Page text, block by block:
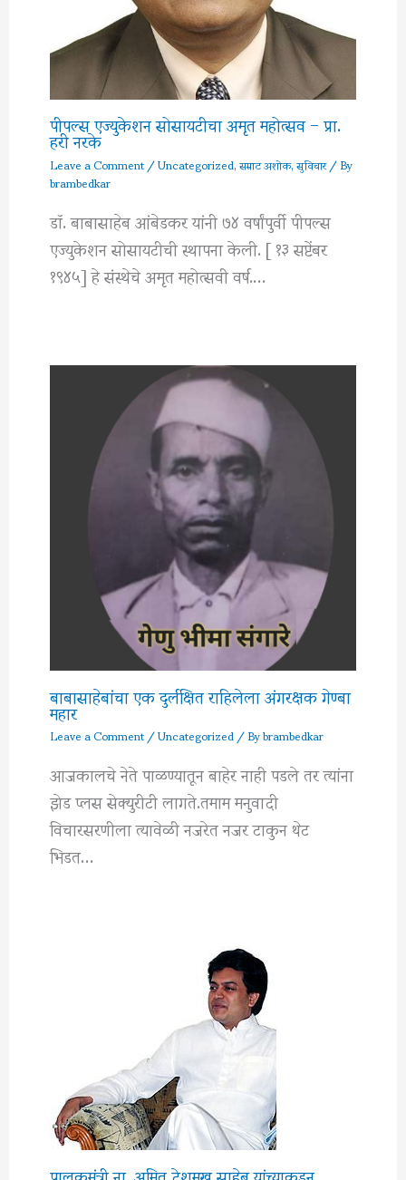
पीपल्स एज्युकेशन सोसायटीचा अमृत महोत्सव – प्रा.
हरी नरके
Leave a Comment/Uncategorized,सम्राट अशोक,सुविचार/ By
brambedkar
डॉ. बाबासाहेब आंबेडकर यांनी ७४ वर्षांपुर्वी पीपल्स
एज्युकेशन सोसायटीची स्थापना केली. [ १३ सप्टेंबर
१९४५] हे संस्थेचे अमृत महोत्सवी वर्ष.…
बाबासाहेबांचा एक दुर्लक्षित राहिलेला अंगरक्षक गेण्बा
महार
Leave a Comment/Uncategorized/ Bybrambedkar
आजकालचे नेते पाळण्यातून बाहेर नाही पडले तर त्यांना
झेड प्लस सेक्युरीटी लागते.तमाम मनुवादी
विचारसरणीला त्यावेळी नजरेत नजर टाकुन थेट
भिडत…